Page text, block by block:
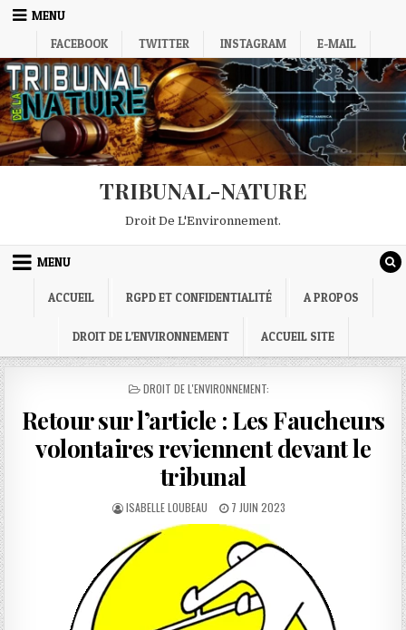
Skip
MENU
FACEBOOK
TWITTER INSTAGRAM E-MAIL
TRIBUNAL-NATURE
Droit De L'Environnement.
MENU
ACCUEIL RGPD ET CONFIDENTIALITÉ A PROPOS
DROIT DE L’ENVIRONNEMENT ACCUEIL SITE
POSTED
DROIT DE L'ENVIRONNEMENT:
Retour sur l’article : Les Faucheurs
volontaires reviennent devant le
tribunal
AUTHOR:
ISABELLE LOUBEAU
PUBLISHED
DATE:
7 JUIN 2023